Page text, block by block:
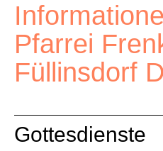
Pfarrei
Füllinsdorf
Gottesdienste